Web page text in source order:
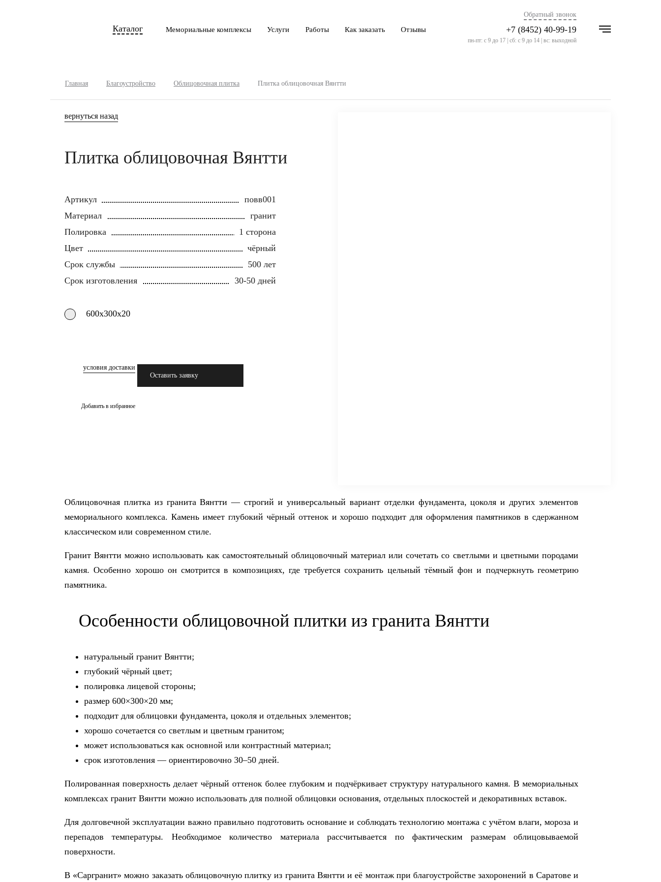
пн-пт: с 9 до 17 | сб: с 9 до 14 | вс: выходной
Каталог Мемориальные комплексы Услуги Работы Как заказать Отзывы
Обратный звонок
+7 (8452) 40-99-19
Главная Благоустройство Облицовочная плитка Плитка облицовочная Вянтти
вернуться назад
Плитка облицовочная Вянтти
Артикул
повв001
Материал
гранит
Полировка
1 сторона
Цвет
чёрный
Срок службы
500 лет
Срок изготовления
30-50 дней
600х300х20
условия доставки
Оставить заявку
Добавить в избранное
Облицовочная плитка из гранита Вянтти — строгий и универсальный вариант отделки фундамента, цоколя и других элементов
мемориального комплекса. Камень имеет глубокий чёрный оттенок и хорошо подходит для оформления памятников в сдержанном
классическом или современном стиле.
Гранит Вянтти можно использовать как самостоятельный облицовочный материал или сочетать со светлыми и цветными породами
камня. Особенно хорошо он смотрится в композициях, где требуется сохранить цельный тёмный фон и подчеркнуть геометрию
памятника.
Особенности облицовочной плитки из гранита Вянтти
натуральный гранит Вянтти;
глубокий чёрный цвет;
полировка лицевой стороны;
размер 600×300×20 мм;
подходит для облицовки фундамента, цоколя и отдельных элементов;
хорошо сочетается со светлым и цветным гранитом;
может использоваться как основной или контрастный материал;
срок изготовления — ориентировочно 30–50 дней.
Полированная поверхность делает чёрный оттенок более глубоким и подчёркивает структуру натурального камня. В мемориальных
комплексах гранит Вянтти можно использовать для полной облицовки основания, отдельных плоскостей и декоративных вставок.
Для долговечной эксплуатации важно правильно подготовить основание и соблюдать технологию монтажа с учётом влаги, мороза и
перепадов температуры. Необходимое количество материала рассчитывается по фактическим размерам облицовываемой
поверхности.
В «Саргранит» можно заказать облицовочную плитку из гранита Вянтти и её монтаж при благоустройстве захоронений в Саратове и